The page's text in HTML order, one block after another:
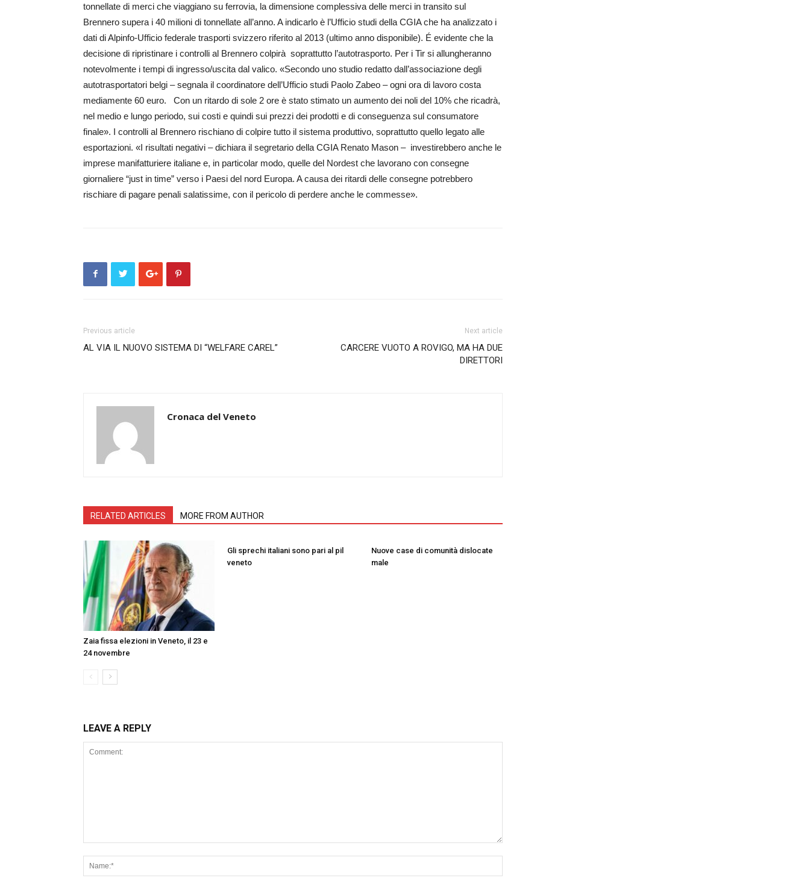
tonnellate di merci che viaggiano su ferrovia, la dimensione complessiva delle merci in transito sul
Brennero supera i 40 milioni di tonnellate all’anno. A indicarlo è l’Ufficio studi della CGIA che ha analizzato i
dati di Alpinfo-Ufficio federale trasporti svizzero riferito al 2013 (ultimo anno disponibile). É evidente che la
decisione di ripristinare i controlli al Brennero colpirà soprattutto l’autotrasporto. Per i Tir si allungheranno
notevolmente i tempi di ingresso/uscita dal valico. «Secondo uno studio redatto dall’associazione degli
autotrasportatori belgi – segnala il coordinatore dell’Ufficio studi Paolo Zabeo – ogni ora di lavoro costa
mediamente 60 euro. Con un ritardo di sole 2 ore è stato stimato un aumento dei noli del 10% che ricadrà,
nel medio e lungo periodo, sui costi e quindi sui prezzi dei prodotti e di conseguenza sul consumatore
finale». I controlli al Brennero rischiano di colpire tutto il sistema produttivo, soprattutto quello legato alle
esportazioni. «I risultati negativi – dichiara il segretario della CGIA Renato Mason – investirebbero anche le
imprese manifatturiere italiane e, in particolar modo, quelle del Nordest che lavorano con consegne
giornaliere “just in time” verso i Paesi del nord Europa. A causa dei ritardi delle consegne potrebbero
rischiare di pagare penali salatissime, con il pericolo di perdere anche le commesse».
Previous article
AL VIA IL NUOVO SISTEMA DI “WELFARE CAREL”
Next article
CARCERE VUOTO A ROVIGO, MA HA DUE
DIRETTORI
Cronaca del Veneto
RELATED ARTICLES MORE FROM AUTHOR
Zaia fissa elezioni in Veneto, il 23 e
24 novembre
Gli sprechi italiani sono pari al pil
veneto
Nuove case di comunità dislocate
male
LEAVE A REPLY